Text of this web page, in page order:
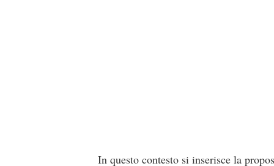
In questo contesto si inserisce la